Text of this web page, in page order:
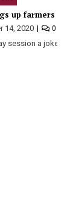
up farmers
14, 2020 0
session a joke.